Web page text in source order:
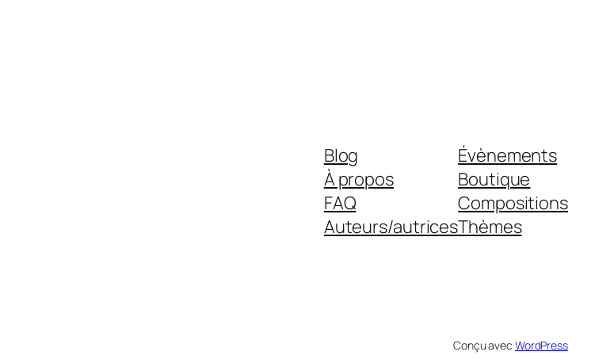
Blog
À propos
FAQ
Auteurs/autrices
Évènements
Boutique
Compositions
Thèmes
Conçu avec WordPress